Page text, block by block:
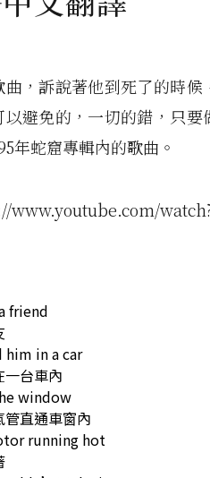
，訴說著他到死了的時
避免的，一切的錯，只
年蛇窟專輯內的歌曲。
friend
him in a car
一台車內
window
直通車窗內
running hot